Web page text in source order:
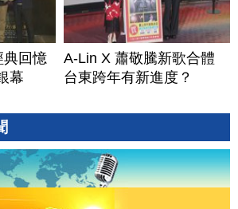
典回憶
幕
A-Lin X 蕭敬騰新歌合體
台東跨年有新進度？